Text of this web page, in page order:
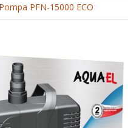
PFN-15000 ECO